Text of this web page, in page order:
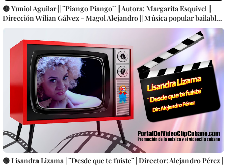
🟡 Yuniol Aguilar || ¨Piango Piango¨ || Autora: Margarita Esquivel ||
Dirección Wilian Gálvez - Magol Alejandro || Música popular bailable
cubana || Videoclip || CUBA
🟢 Lisandra Lizama | ¨Desde que te fuiste¨ | Director: Alejandro Pérez |